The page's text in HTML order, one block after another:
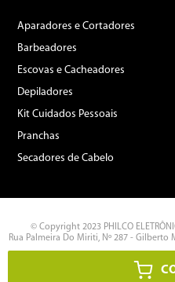
Aparadores e Cortadores
Barbeadores
Escovas e Cacheadores
Depiladores
Kit Cuidados Pessoais
Pranchas
Secadores de Cabelo
© Copyright 2023 PHILCO
Rua Palmeira Do Miriti, Nº 287 - Gilberto
CNPJ: